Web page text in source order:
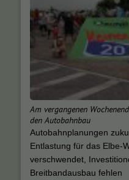
Am vergangenen
den Autobahnbau
Autobahnplanungen
Entlastung für das Elbe-
verschwendet,
Breitbandausbau fehlen